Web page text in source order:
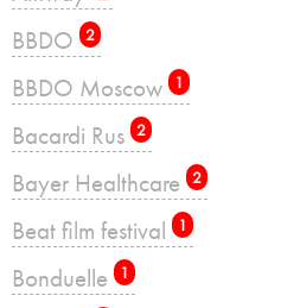
BBDO 2
BBDO Moscow 1
Bacardi Rus 2
Bayer Healthcare 2
Beat film festival 1
Bonduelle 1